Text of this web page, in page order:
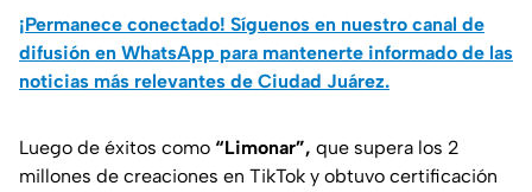
¡Permanece conectado! Síguenos en nuestro canal de
difusión en WhatsApp para mantenerte informado de las
noticias más relevantes de Ciudad Juárez.
Luego de éxitos como “Limonar”, que supera los 2
millones de creaciones en TikTok y obtuvo certificación